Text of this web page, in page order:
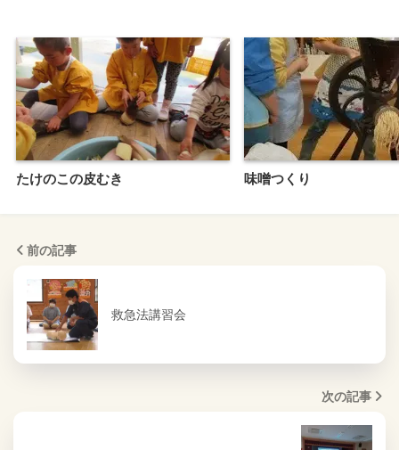
たけのこの皮むき 味噌つくり
前の記事
救急法講習会
次の記事